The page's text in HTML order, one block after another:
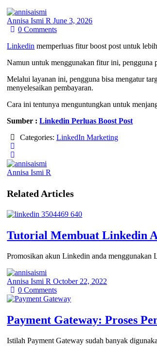
Annisa Ismi RJune 3, 2026
0 Comments
Linkedin memperluas fitur boost post untuk
Namun untuk menggunakan fitur ini,
Melalui layanan ini, pengguna bisa mengatur
menyelesaikan pembayaran.
Cara ini tentunya menguntungkan untuk
Sumber :Linkedin Perluas Boost Post
Categories: LinkedIn Marketing
Annisa Ismi R
Related Articles
Tutorial Membuat Linkedin
Promosikan akun Linkedin anda menggunakan
Annisa Ismi ROctober 22, 2022
0 Comments
Payment Gateway: Proses
Istilah Payment Gateway sudah banyak